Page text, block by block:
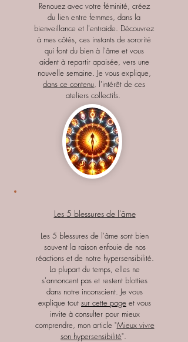
Renouez avec votre féminité, créez
du lien entre femmes, dans la
bienveillance et l'entraide. Découvrez
à mes côtés, ces instants de sororité
qui font du bien à l'âme et vous
aident à repartir apaisée, vers une
nouvelle semaine. Je vous explique,
dans ce contenu, l'intérêt de ces
ateliers collectifs.
Les 5 blessures de l'âme
Les 5 blessures de l'âme sont bien
souvent la raison enfouie de nos
réactions et de notre hypersensibilité.
La plupart du temps, elles ne
s'annoncent pas et restent blotties
dans notre inconscient. Je vous
explique tout sur cette page et vous
invite à consulter pour mieux
comprendre, mon article "Mieux vivre
son hypersensibilité".